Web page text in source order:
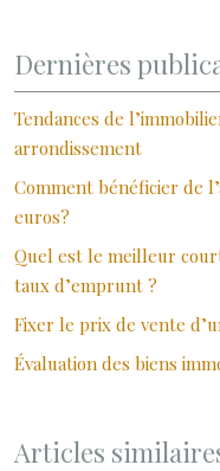
Dernières
Tendances de
arrondissement
Comment bénéficier de
euros?
Quel est le meilleur
taux d’emprunt ?
Fixer le prix de vente
Évaluation des biens
Articles